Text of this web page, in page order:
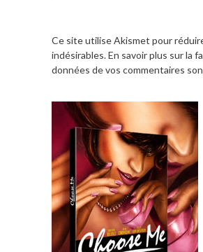
Ce site utilise Akismet pour
indésirables.En savoir plus sur la
données de vos commentaires